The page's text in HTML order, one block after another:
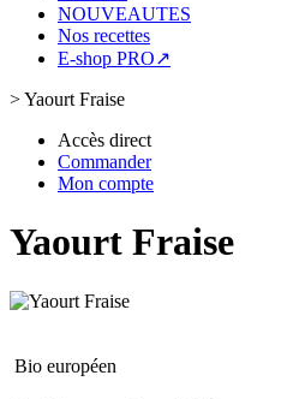
NOUVEAUTES
Nos recettes
E-shop PRO↗
>Yaourt Fraise
Accès direct
Commander
Mon compte
Yaourt Fraise
Bio européen